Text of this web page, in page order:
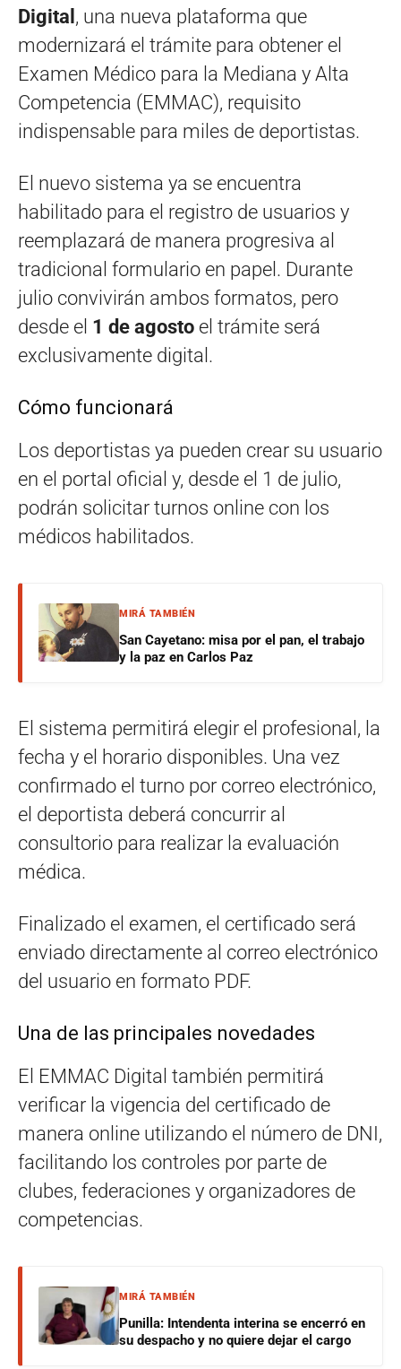
Digital , una nueva plataforma que
modernizará el trámite para obtener el
Examen Médico para la Mediana y Alta
Competencia (EMMAC), requisito
indispensable para miles de deportistas.
El nuevo sistema ya se encuentra
habilitado para el registro de usuarios y
reemplazará de manera progresiva al
tradicional formulario en papel. Durante
julio convivirán ambos formatos, pero
desde el 1 de agosto el trámite será
exclusivamente digital.
Cómo funcionará
Los deportistas ya pueden crear su usuario
en el portal oficial y, desde el 1 de julio,
podrán solicitar turnos online con los
médicos habilitados.
MIRÁ TAMBIÉN
San Cayetano: misa por el pan, el trabajo
y la paz en Carlos Paz
El sistema permitirá elegir el profesional, la
fecha y el horario disponibles. Una vez
confirmado el turno por correo electrónico,
el deportista deberá concurrir al
consultorio para realizar la evaluación
médica.
Finalizado el examen, el certificado será
enviado directamente al correo electrónico
del usuario en formato PDF.
Una de las principales novedades
El EMMAC Digital también permitirá
verificar la vigencia del certificado de
manera online utilizando el número de DNI,
facilitando los controles por parte de
clubes, federaciones y organizadores de
competencias.
MIRÁ TAMBIÉN
Punilla: Intendenta interina se encerró en
su despacho y no quiere dejar el cargo